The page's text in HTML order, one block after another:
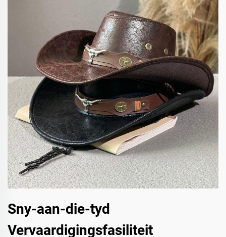
Sny-aan-die-tyd
Vervaardigingsfasiliteit